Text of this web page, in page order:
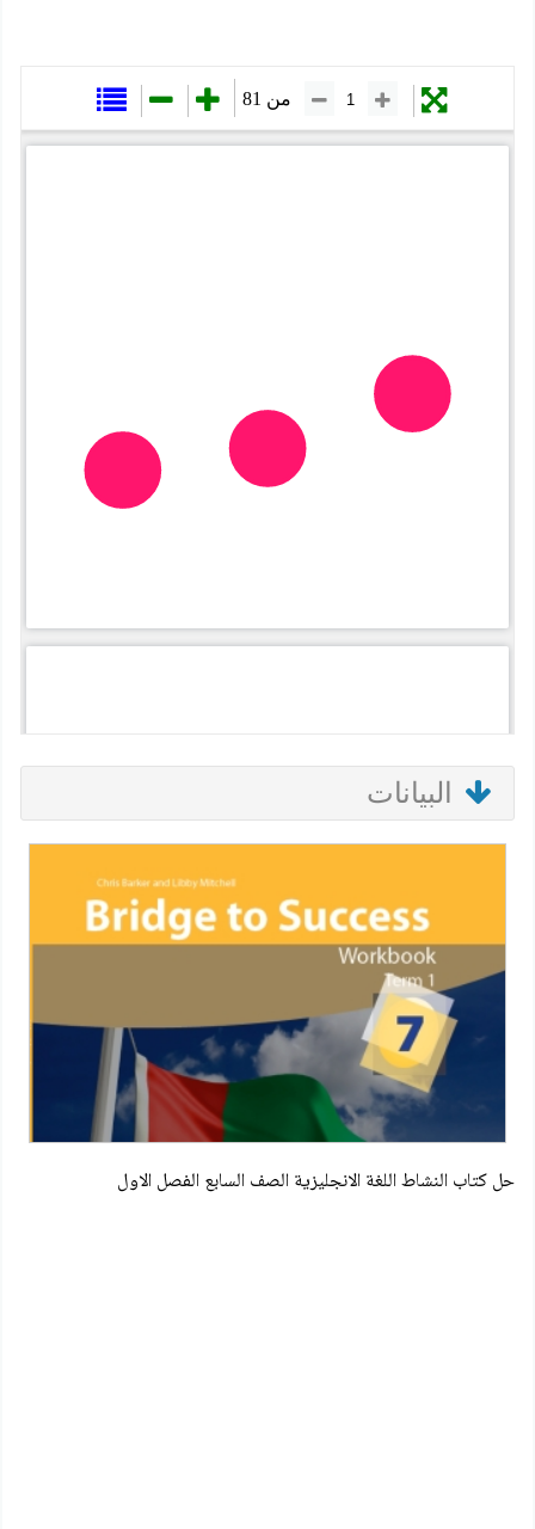
البيانات
حل كتاب النشاط اللغة الانجليزية الصف السابع الفصل الاول